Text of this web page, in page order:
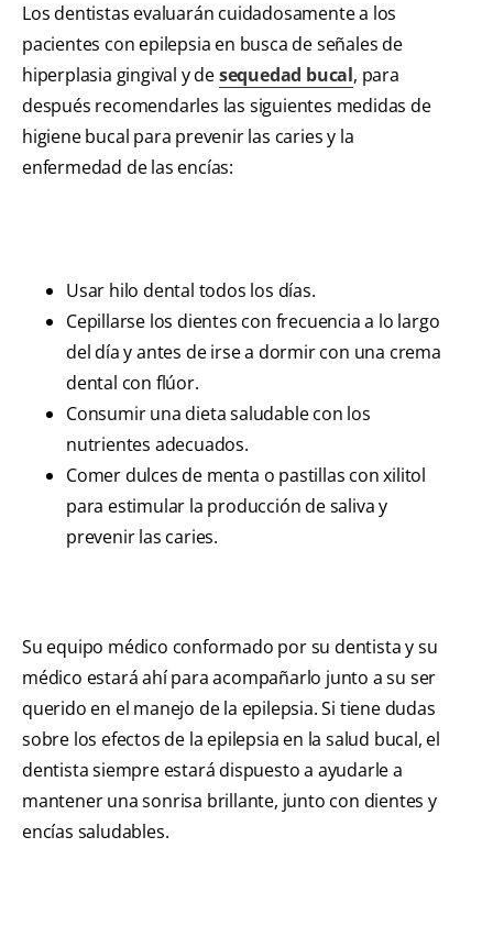
Los dentistas evaluarán cuidadosamente a los
pacientes con epilepsia en busca de señales de
hiperplasia gingival y desequedad bucal, para
después recomendarles las siguientes medidas de
higiene bucal para prevenir las caries y la
enfermedad de las encías:
Usar hilo dental todos los días.
Cepillarse los dientes con frecuencia a lo largo
del día y antes de irse a dormir con una crema
dental con flúor.
Consumir una dieta saludable con los
nutrientes adecuados.
Comer dulces de menta o pastillas con xilitol
para estimular la producción de saliva y
prevenir las caries.
Su equipo médico conformado por su dentista y su
médico estará ahí para acompañarlo junto a su ser
querido en el manejo de la epilepsia. Si tiene dudas
sobre los efectos de la epilepsia en la salud bucal, el
dentista siempre estará dispuesto a ayudarle a
mantener una sonrisa brillante, junto con dientes y
encías saludables.